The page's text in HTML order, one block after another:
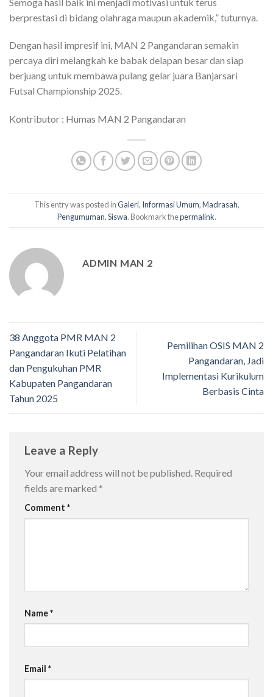
berprestasi di bidang olahraga maupun akademik,” tuturnya.
Dengan hasil impresif ini, MAN 2 Pangandaran semakin
percaya diri melangkah ke babak delapan besar dan siap
berjuang untuk membawa pulang gelar juara Banjarsari
Futsal Championship 2025.
Kontributor : Humas MAN 2 Pangandaran
This entry was posted inGaleri, Informasi Umum,Madrasah,
Pengumuman,Siswa. Bookmark thepermalink.
ADMIN MAN 2
38 Anggota PMR MAN 2
Pangandaran Ikuti Pelatihan
dan Pengukuhan PMR
Kabupaten Pangandaran
Tahun 2025
Pemilihan OSIS MAN 2
Pangandaran, Jadi
Implementasi Kurikulum
Berbasis Cinta
Leave a Reply
Your email address will not be published. Required
fields are marked *
Comment *
Name*
Email *